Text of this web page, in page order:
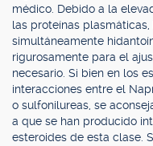
médico. Debido a la
las proteínas
simultáneamente
rigurosamente para el
necesario. Si bien en los
interacciones entre el
o sulfonilureas, se
a que se han producido
esteroides de esta clase.